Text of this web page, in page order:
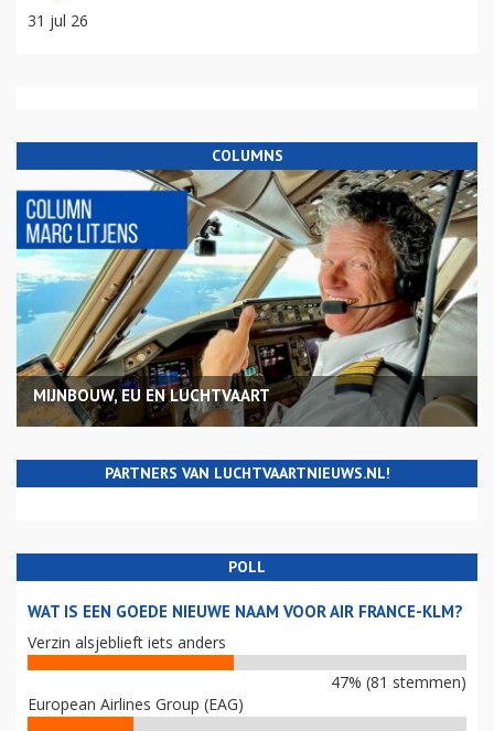
31 jul 26
COLUMNS
MIJNBOUW, EU EN LUCHTVAART
PARTNERS VAN LUCHTVAARTNIEUWS.NL!
POLL
WAT IS EEN GOEDE NIEUWE NAAM VOOR AIR FRANCE-KLM?
Verzin alsjeblieft iets anders
47% (81 stemmen)
European Airlines Group (EAG)